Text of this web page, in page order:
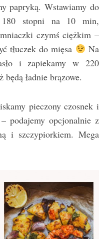
papryką. Wstawiamy do
180 stopni na 10 min,
czymś ciężkim –
tłuczek do mięsa
Na
i zapiekamy w 220
ładnie brązowe.
pieczony czosnek i
podajemy opcjonalnie z
i szczypiorkiem. Mega